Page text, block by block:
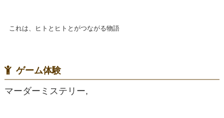
これは、ヒトとヒトとがつながる物語
ゲーム体験
マーダーミステリー,